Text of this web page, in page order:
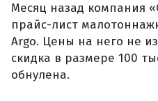
Месяц назад компания
прайс-лист
Argo. Цены на него не
скидка в размере 100
обнулена.